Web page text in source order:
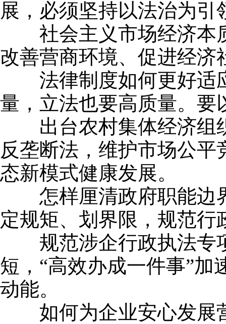
展，必须坚持以法治为引
社会主义市场经济本质
改善营商环境、促进经济
法律制度如何更好适应
量，立法也要高质量。要
出台农村集体经济组织
反垄断法，维护市场公
态新模式健康发展。
怎样厘清政府职能边界
定规矩、划界限，规范行
规范涉企行政执法专项
短，“高效办成一件事”
动能。
如何为企业安心发展营